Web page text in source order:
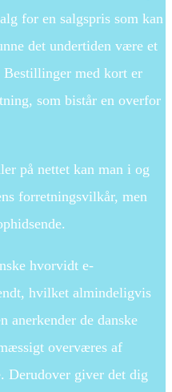
for en salgspris som kan
det undertiden være et
Bestillinger med kort er
som bistår en overfor
på nettet kan man i og
forretningsvilkår, men
hvorvidt e-
hvilket almindeligvis
anerkender de danske
overværes af
Derudover giver det dig